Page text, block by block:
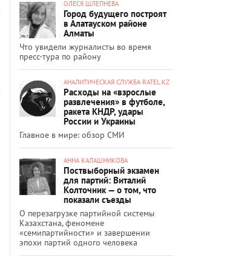
ОЛЕСЯ ШЛЕПНЕВА
Город будущего построят
в Алатауском районе
Алматы
Что увидели журналисты во время
пресс-тура по району
АНАЛИТИЧЕСКАЯ СЛУЖБА RATEL.KZ
Расходы на «взрослые
развлечения» в футболе,
ракета КНДР, удары
России и Украины
Главное в мире: обзор СМИ
АННА КАЛАШНИКОВА
Поствыборный экзамен
для партий: Виталий
Колточник — о том, что
показали съезды
О перезагрузке партийной системы
Казахстана, феномене
«семипартийности» и завершении
эпохи партий одного человека